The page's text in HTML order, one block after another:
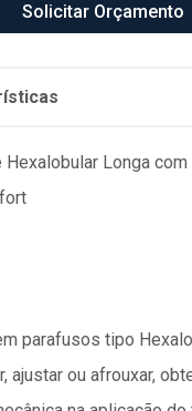
Solicitar Orçamento
Hexalobular Longa
parafusos tipo
ajustar ou afrouxar,